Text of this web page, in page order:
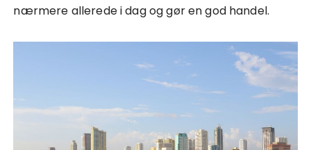
nærmere allerede i dag og gør en god handel.